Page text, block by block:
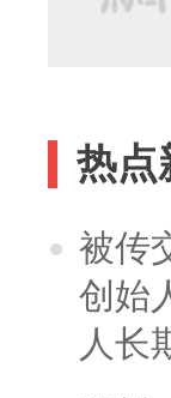
热点
被传
创始
人长